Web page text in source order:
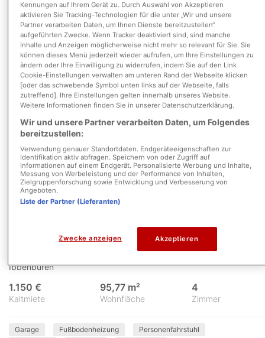
Bitte bestätigen Sie durch Ankreuzen des nebenstehenden
Feldes, dass Sie unsere AGBakzeptieren.
Hier finden Sie unsereDatenschutzerklärung .
Sortierung
Haus zu groß geworden? Eine rundum
gelungene Alternative wartet auf Sie!
Ibbenbüren
Kaltmiete
1.150 €
Wohnfläche
95,77 m²
Zimmer
4
Garage Fußbodenheizung
Personenfahrstuhl
Kennungen auf Ihrem Gerät zu. Durch Auswahl von Akzeptieren
aktivieren Sie Tracking-Technologien für die unter „Wir und unsere
Partner verarbeiten Daten, um Ihnen Dienste bereitzustellen“
aufgeführten Zwecke. Wenn Tracker deaktiviert sind, sind manche
Inhalte und Anzeigen möglicherweise nicht mehr so relevant für Sie. Sie
können dieses Menü jederzeit wieder aufrufen, um Ihre Einstellungen zu
ändern oder Ihre Einwilligung zu widerrufen, indem Sie auf den Link
Cookie-Einstellungen verwalten am unteren Rand der Webseite klicken
[oder das schwebende Symbol unten links auf der Webseite, falls
zutreffend]. Ihre Einstellungen gelten innerhalb unseres Website.
Weitere Informationen finden Sie in unserer Datenschutzerklärung.
Wir und unsere Partner verarbeiten Daten, um Folgendes
bereitzustellen:
Verwendung genauer Standortdaten. Endgeräteeigenschaften zur
Identifikation aktiv abfragen. Speichern von oder Zugriff auf
Informationen auf einem Endgerät. Personalisierte Werbung und Inhalte,
Messung von Werbeleistung und der Performance von Inhalten,
Zielgruppenforschung sowie Entwicklung und Verbesserung von
Angeboten.
Liste der Partner (Lieferanten)
Zwecke anzeigen Akzeptieren